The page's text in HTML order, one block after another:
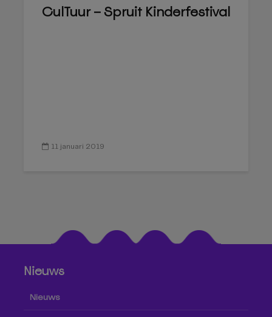
CulTuur – Spruit Kinderfestival
11 januari 2019
Nieuws
Nieuws